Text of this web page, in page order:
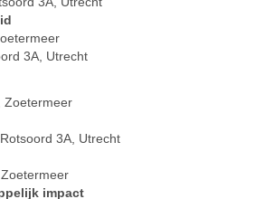
3A, Utrecht
Zoetermeer
3A, Utrecht
impact